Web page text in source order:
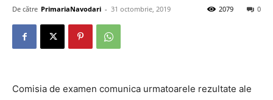
De către PrimariaNavodari - 31 octombrie, 2019 0
2079
Comisia de examen comunica urmatoarele rezultate ale